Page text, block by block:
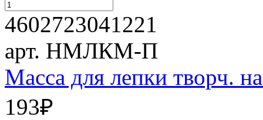
4602723041221
арт. НМЛКМ-П
Масса для лепки
193₽